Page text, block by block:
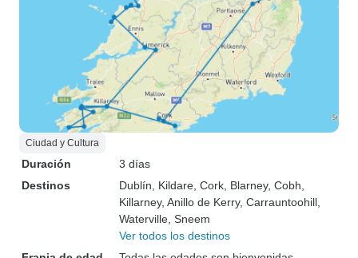
Ciudad y Cultura
Duración
3 días
Destinos
Dublín , Kildare , Cork , Blarney, Cobh
Killarney, Anillo de Kerry, Carrauntoohill
Waterville , Sneem
Ver todos los destinos